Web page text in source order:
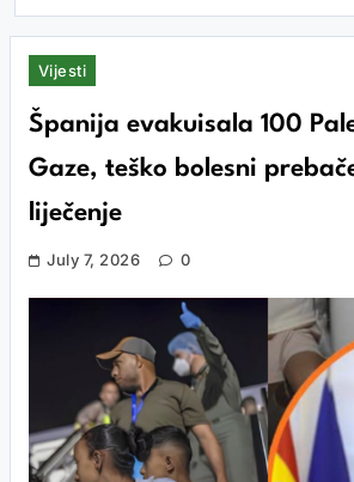
Vijesti
Španija evakuisala 100
Gaze, teško bolesni
liječenje
July 7, 2026 0